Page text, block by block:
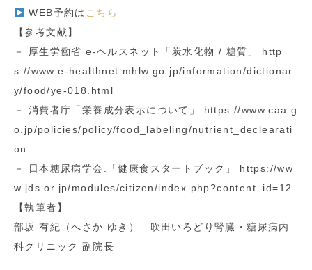
WEB予約は こちら
【参考文献】
－ 厚生労働省 e-ヘルスネット「炭水化物 / 糖質」 http
s://www.e-healthnet.mhlw.go.jp/information/dictionar
y/food/ye-018.html
－ 消費者庁「栄養成分表示について」 https://www.caa.g
o.jp/policies/policy/food_labeling/nutrient_declearati
on
－ 日本糖尿病学会.「健康食スタートブック」 https://ww
w.jds.or.jp/modules/citizen/index.php?content_id=12
【執筆者】
部坂 有紀（へさか ゆき） 吹田いろどり腎臓・糖尿病内
科クリニック 副院長